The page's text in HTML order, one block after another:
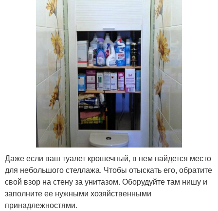
Даже если ваш туалет крошечный, в нем найдется место
для небольшого стеллажа. Чтобы отыскать его, обратите
свой взор на стену за унитазом. Оборудуйте там нишу и
заполните ее нужными хозяйственными
принадлежностями.